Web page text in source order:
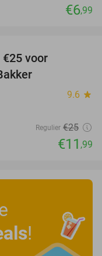
€6,99
voor
9.6 star
Regulier €25
€11 ,99
!